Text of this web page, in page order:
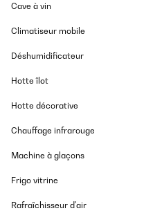
Cave à vin
Climatiseur mobile
Déshumidificateur
Hotte îlot
Hotte décorative
Chauffage infrarouge
Machine à glaçons
Frigo vitrine
Rafraîchisseur d'air